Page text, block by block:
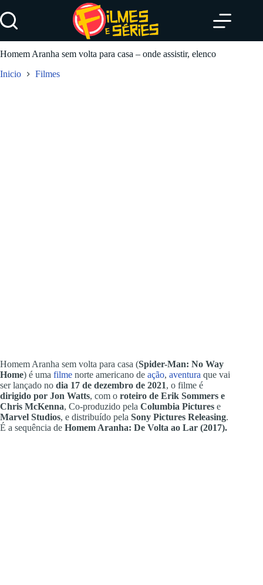
para
o
Homem Aranha sem volta para casa – onde assistir, elenco
Inicio Filmes
Homem Aranha sem volta para casa (Spider-Man: No Way
Home) é uma filme norte americano de ação, aventura que vai
ser lançado no dia 17 de dezembro de 2021, o filme é
dirigido por Jon Watts, com o roteiro de Erik Sommers e
Chris McKenna, Co-produzido pela Columbia Pictures e
Marvel Studios, e distribuído pela Sony Pictures Releasing.
É a sequência de Homem Aranha: De Volta ao Lar (2017).